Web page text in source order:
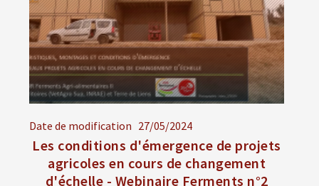
Date de modification 27/05/2024
Les conditions d'émergence de projets
agricoles en cours de changement
d'échelle - Webinaire Ferments n°2